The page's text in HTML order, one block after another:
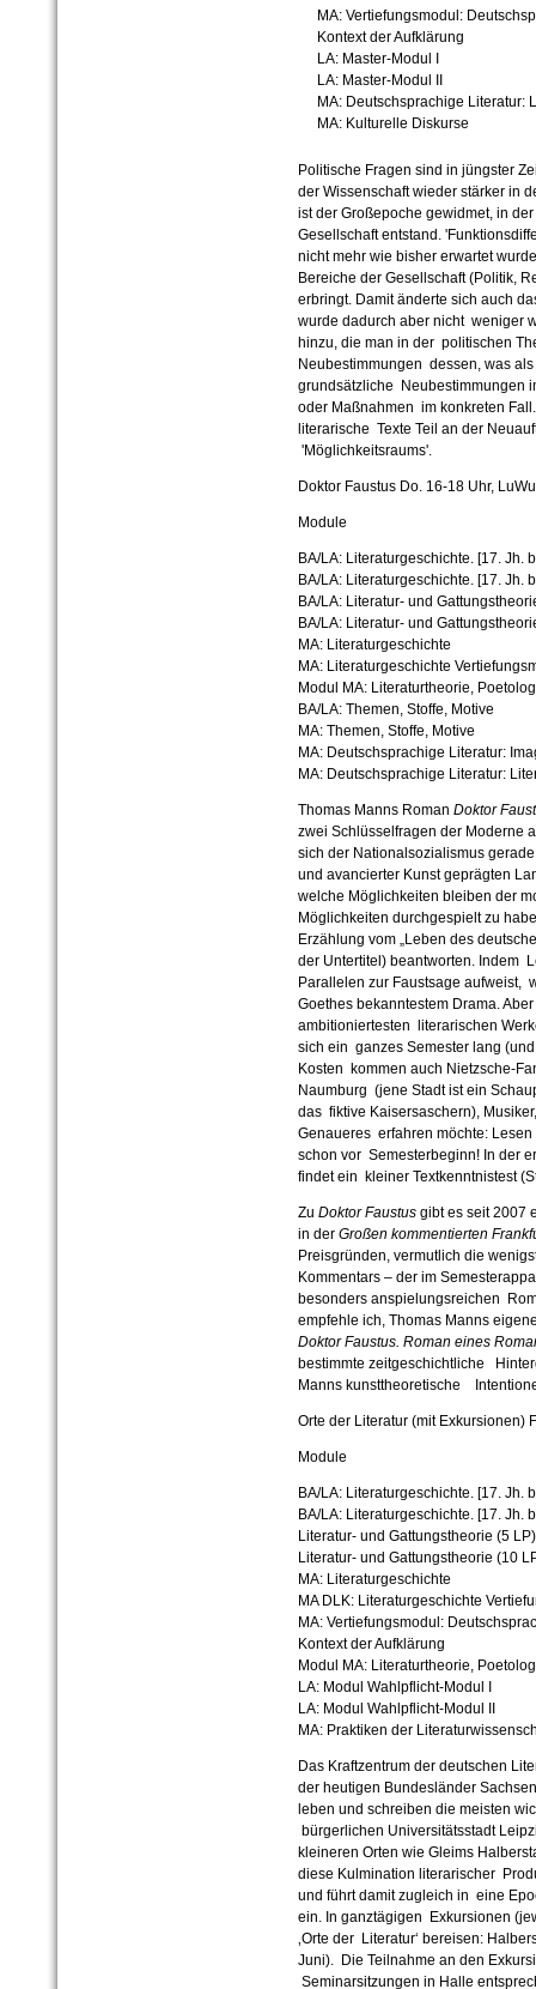
MA: Vertiefungsmodul:
Kontext der Aufklärung
LA: Master-Modul I
LA: Master-Modul II
MA: Deutschsprachige Literatur:
MA: Kulturelle Diskurse
Politische Fragen sind in jüngster
der Wissenschaft wieder stärker in
ist der Großepoche gewidmet, in
Gesellschaft entstand.
nicht mehr wie bisher erwartet
Bereiche der Gesellschaft (Politik,
erbringt. Damit änderte sich auch
wurde dadurch aber nicht weniger
hinzu, die man in der politischen
Neubestimmungen dessen, was
grundsätzliche Neubestimmungen
oder Maßnahmen im konkreten
literarische Texte Teil an der
'Möglichkeitsraums'.
Doktor Faustus Do. 16-18 Uhr,
Module
BA/LA: Literaturgeschichte. [17. Jh.
BA/LA: Literaturgeschichte. [17. Jh.
BA/LA: Literatur- und
BA/LA: Literatur- und
MA: Literaturgeschichte
MA: Literaturgeschichte
Modul MA: Literaturtheorie,
BA/LA: Themen, Stoffe, Motive
MA: Themen, Stoffe, Motive
MA: Deutschsprachige Literatur:
MA: Deutschsprachige Literatur:
Thomas Manns Roman Doktor
zwei Schlüsselfragen der Moderne
sich der Nationalsozialismus
und avancierter Kunst geprägten
welche Möglichkeiten bleiben der
Möglichkeiten durchgespielt zu
Erzählung vom „Leben des
der Untertitel) beantworten. Indem
Parallelen zur Faustsage aufweist,
Goethes bekanntestem Drama.
ambitioniertesten literarischen
sich ein ganzes Semester lang
Kosten kommen auch Nietzsche-
Naumburg (jene Stadt ist ein
das fiktive Kaisersaschern),
Genaueres erfahren möchte:
schon vor Semesterbeginn! In der
findet ein kleiner Textkenntnistest
Zu Doktor Faustusgibt es seit 2007
in der Großen kommentierten
Preisgründen, vermutlich die
Kommentars – der im
besonders anspielungsreichen
empfehle ich, Thomas Manns
Doktor Faustus. Roman eines
bestimmte zeitgeschichtliche
Manns kunsttheoretische
Orte der Literatur (mit Exkursionen)
Module
BA/LA: Literaturgeschichte. [17. Jh.
BA/LA: Literaturgeschichte. [17. Jh.
Literatur- und Gattungstheorie (5 LP)
Literatur- und Gattungstheorie (10
MA: Literaturgeschichte
MA DLK: Literaturgeschichte
MA: Vertiefungsmodul:
Kontext der Aufklärung
Modul MA: Literaturtheorie,
LA: Modul Wahlpflicht-Modul I
LA: Modul Wahlpflicht-Modul II
MA: Praktiken der
Das Kraftzentrum der deutschen
der heutigen Bundesländer
leben und schreiben die meisten
bürgerlichen Universitätsstadt
kleineren Orten wie Gleims
diese Kulmination literarischer
und führt damit zugleich in eine
ein. In ganztägigen Exkursionen
‚Orte der Literatur‘ bereisen:
Juni). Die Teilnahme an den
Seminarsitzungen in Halle